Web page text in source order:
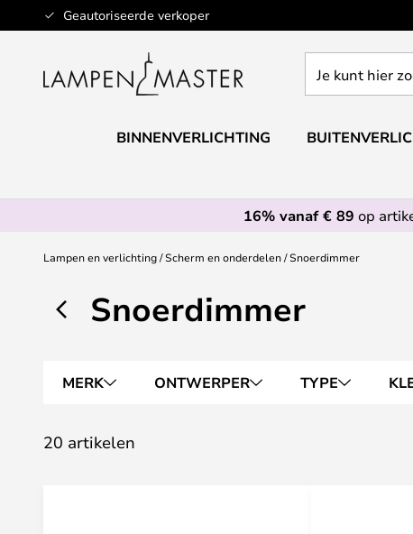
Geautoriseerde verkoper
Ga
naar
inhoud
kunt
zoeken
webwinkel
BINNENVERLICHTING
16% vanaf € 89 op
Lampen en verlichting Scherm en onderdelen Snoerdimmer
Snoerdimmer
MERK ONTWERPER TYPE
20 artikelen